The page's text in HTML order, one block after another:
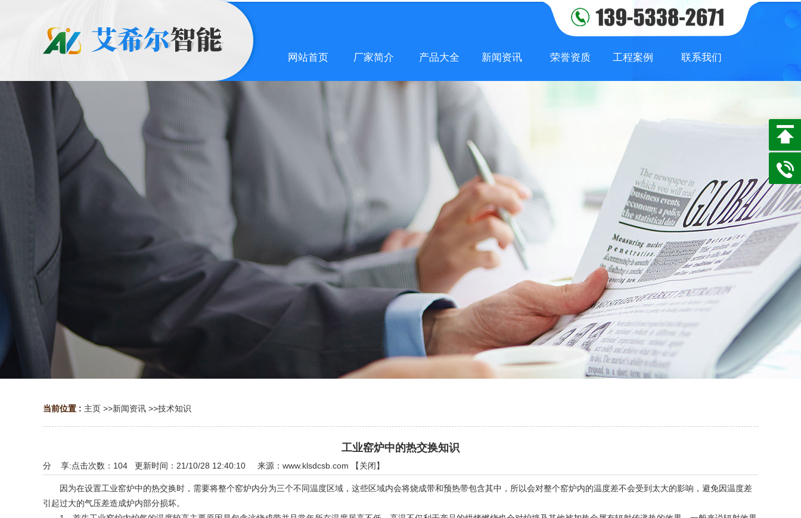
网站首页 厂家简介 产品大全 新闻资讯 荣誉资质 工程案例 联系我们
当前位置 : 主页 >>新闻资讯 >>技术知识
工业窑炉中的热交换知识
点击次数： 104 更新时间：21/10/28 12:40:10 来源： www.klsdcsb.com 【关闭】
分 享:
因为在设置工业窑炉中的热交换时，需要将整个窑炉内分为三个不同温度区域，这些区域内会将烧成带和预热带包含其中，所以会对整个窑炉内的温度差不会受到太大的影响，避免因温度差
引起过大的气压差造成炉内部分损坏。